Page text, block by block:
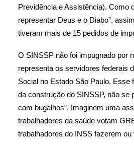
Previdência e Assistência). Como
representar Deus e o Diabo”,
tiveram mais de 15 pedidos de
O SINSSP não foi impugnado por
representa os servidores federais
Social no Estado São Paulo. Esse
da construção do SINSSP, não se
com bugalhos”. Imaginem uma
trabalhadores da saúde votam
trabalhadores do INSS fazerem